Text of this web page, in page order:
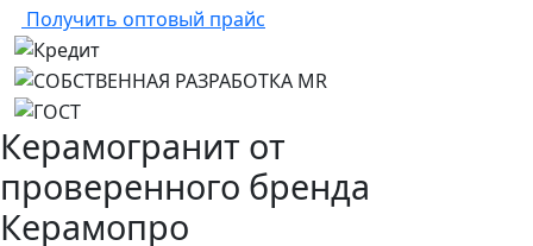
Получить оптовый прайс
Керамогранит от
проверенного бренда
Керамопро